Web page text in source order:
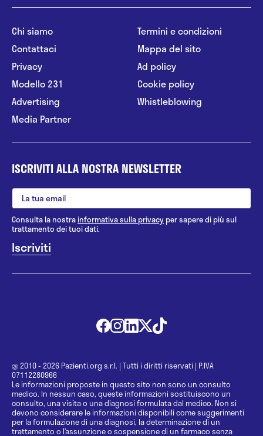
Chi siamo
Contattaci
Privacy
Modello 231
Advertising
Media Partner
Termini e condizioni
Mappa del sito
Ad policy
Cookie policy
Whistleblowing
ISCRIVITI ALLA NOSTRA NEWSLETTER
Consulta la nostrainformativa sulla privacy per sapere di più sul
trattamento dei tuoi dati.
@ 2010 - 2026 Pazienti.org s.r.l. | Tutti i diritti riservati | P.IVA
07112280966
Le informazioni proposte in questo sito non sono un consulto
medico. In nessun caso, queste informazioni sostituiscono un
consulto, una visita o una diagnosi formulata dal medico. Non si
devono considerare le informazioni disponibili come suggerimenti
per la formulazione di una diagnosi, la determinazione di un
trattamento o l’assunzione o sospensione di un farmaco senza